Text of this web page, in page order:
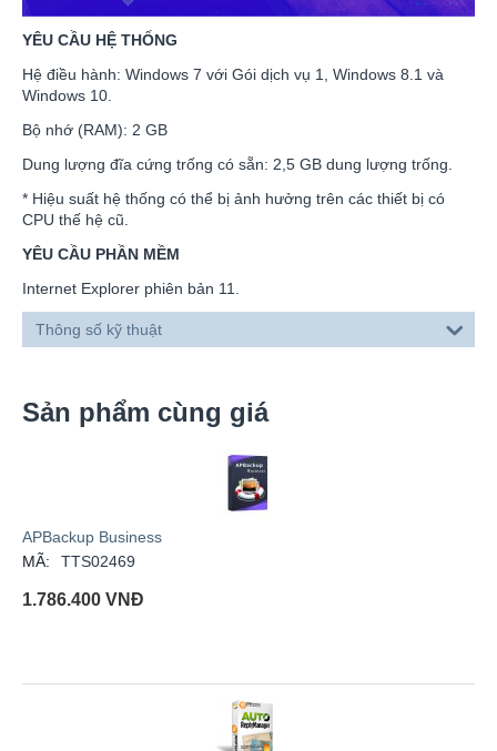
YÊU CẦU HỆ THỐNG
Hệ điều hành: Windows 7 với Gói dịch vụ 1, Windows 8.1 và
Windows 10.
Bộ nhớ (RAM): 2 GB
Dung lượng đĩa cứng trống có sẵn: 2,5 GB dung lượng trống.
* Hiệu suất hệ thống có thể bị ảnh hưởng trên các thiết bị có
CPU thế hệ cũ.
YÊU CẦU PHẦN MỀM
Internet Explorer phiên bản 11.
Thông số kỹ thuật
Sản phẩm cùng giá
APBackup Business
MÃ:
TTS02469
1.786.400 VNĐ